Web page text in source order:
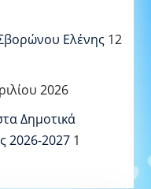
Ελένης 12
2026
Δημοτικά
2026-2027 1